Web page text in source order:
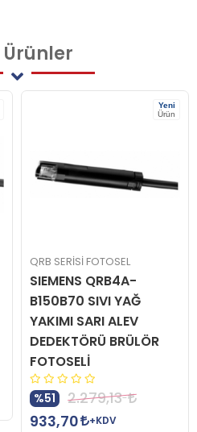
Ürünler
Yeni
Ürün
QRB SERİSİ FOTOSEL
SIEMENS QRB4A-
B150B70 SIVI YAĞ
YAKIMI SARI ALEV
DEDEKTÖRÜ BRÜLÖR
FOTOSELİ
%51
2.279,13
933,70
+KDV